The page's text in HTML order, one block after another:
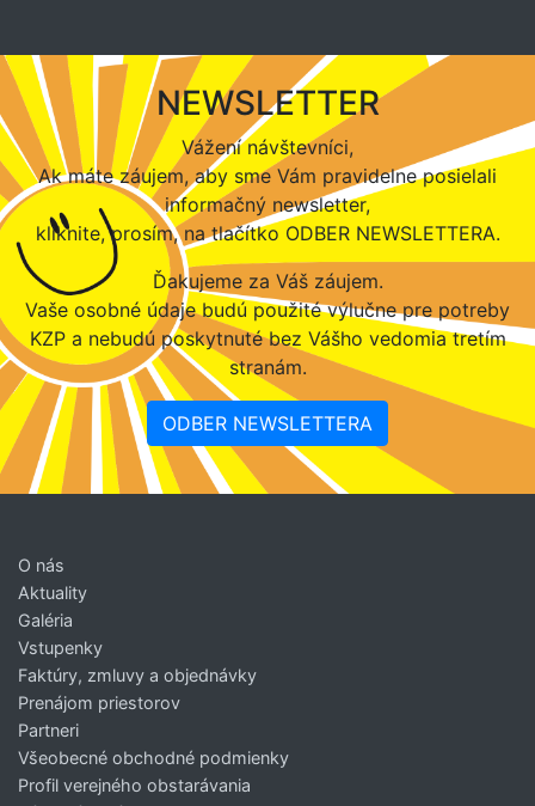
NEWSLETTER
Vážení návštevníci,
Ak máte záujem, aby sme Vám pravidelne posielali
informačný newsletter,
kliknite, prosím, na tlačítko ODBER NEWSLETTERA.
Ďakujeme za Váš záujem.
Vaše osobné údaje budú použité výlučne pre potreby
KZP a nebudú poskytnuté bez Vášho vedomia tretím
stranám.
ODBER NEWSLETTERA
O nás
Aktuality
Galéria
Vstupenky
Faktúry, zmluvy a objednávky
Prenájom priestorov
Partneri
Všeobecné obchodné podmienky
Profil verejného obstarávania